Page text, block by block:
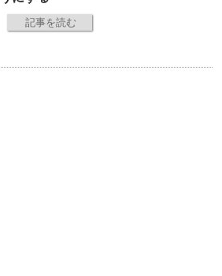
記事を読む